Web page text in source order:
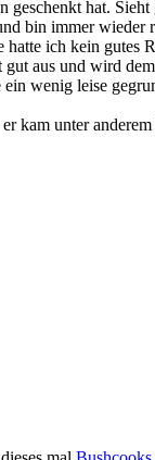
hat.
bin immer wieder
ich kein
aus und wird
wenig leise
kam unter